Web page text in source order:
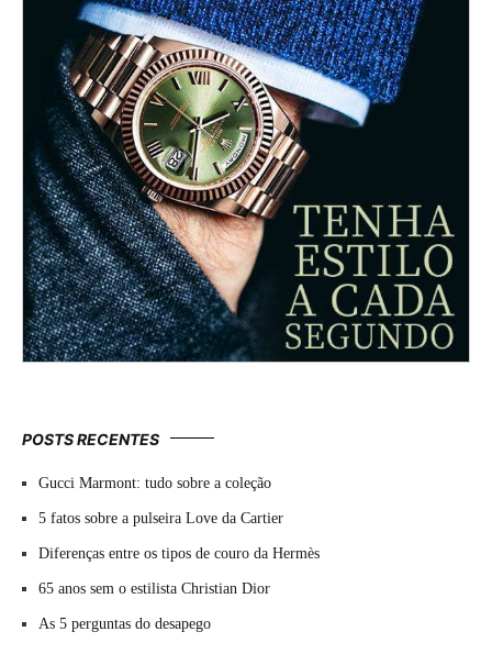
POSTS RECENTES
Gucci Marmont: tudo sobre a coleção
5 fatos sobre a pulseira Love da Cartier
Diferenças entre os tipos de couro da Hermès
65 anos sem o estilista Christian Dior
As 5 perguntas do desapego